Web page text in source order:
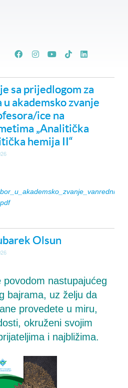
sa prijedlogom za
akademsko zvanje
ice na
„Analitička
hemija II“
Olsun
nastupajućeg
bajrama, uz želju da
provedete u miru,
okruženi svojim
i najbližima.